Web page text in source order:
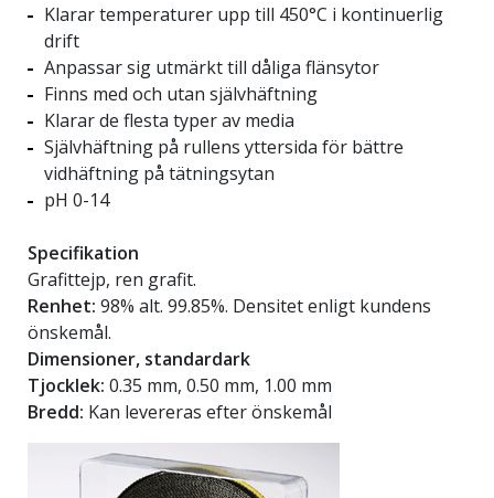
Klarar temperaturer upp till 450°C i kontinuerlig
drift
Anpassar sig utmärkt till dåliga flänsytor
Finns med och utan självhäftning
Klarar de flesta typer av media
Självhäftning på rullens yttersida för bättre
vidhäftning på tätningsytan
pH 0-14
Specifikation
Grafittejp, ren grafit.
Renhet: 98% alt. 99.85%. Densitet enligt kundens
önskemål.
Dimensioner, standardark
Tjocklek: 0.35 mm, 0.50 mm, 1.00 mm
Bredd: Kan levereras efter önskemål